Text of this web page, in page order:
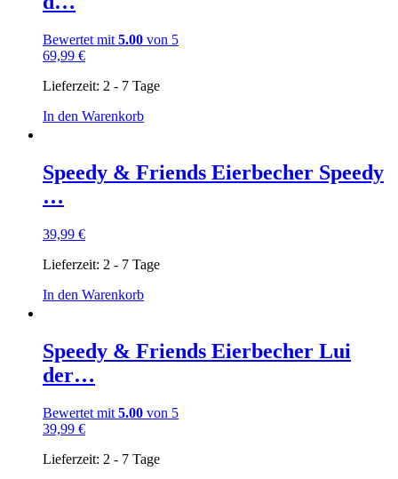
Bewertet mit 5.00 von 5
69,99 €
Lieferzeit: 2 - 7 Tage
In den Warenkorb
Speedy & Friends Eierbecher Speedy
…
39,99 €
Lieferzeit: 2 - 7 Tage
In den Warenkorb
Speedy & Friends Eierbecher Lui
der…
Bewertet mit 5.00 von 5
39,99 €
Lieferzeit: 2 - 7 Tage